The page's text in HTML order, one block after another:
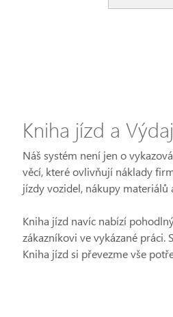
Kniha jízd a
Náš systém není jen o
věcí, které ovlivňují náklady
jízdy vozidel, nákupy materiálů
Kniha jízd navíc nabízí
zákazníkovi ve vykázané práci.
Kniha jízd si převezme vše